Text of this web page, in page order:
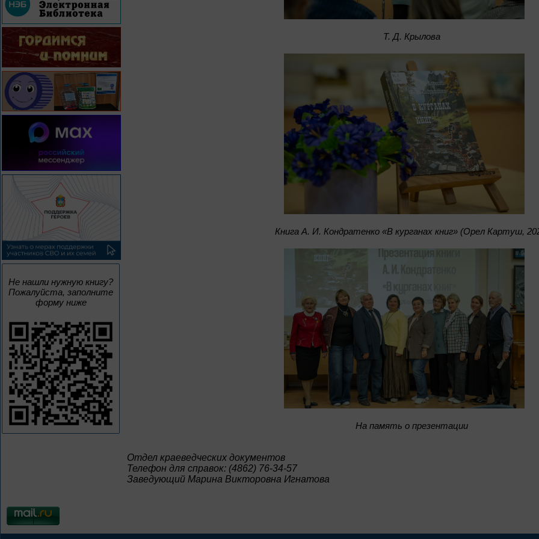
Не нашли нужную книгу?
Пожалуйста, заполните
форму ниже
Т. Д. Крылова
Книга А. И. Кондратенко «В курганах книг» (Орел Картуш,
На память о презентации
Отдел краеведческих документов
Телефон для справок: (4862) 76-34-57
Заведующий Марина Викторовна Игнатова